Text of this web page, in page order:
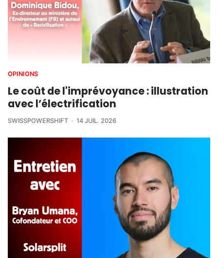
OPINIONS
Le coût de l'imprévoyance : illustration
avec l’électrification
SWISSPOWERSHIFT 14 JUIL. 2026